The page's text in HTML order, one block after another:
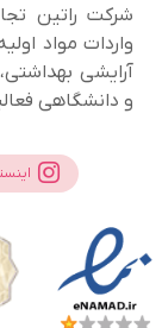
شرکت راتین
واردات مواد
آرایشی
و دانشگاهی